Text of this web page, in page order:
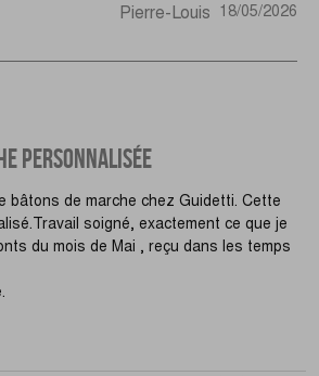
Pierre-Louis 18/05/2026
PERSONNALISÉE
bâtons de marche chez Guidetti. Cette
soigné, exactement ce que je
du mois de Mai , reçu dans les temps